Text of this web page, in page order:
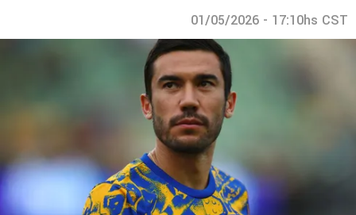
01/05/2026 - 17:10hs CST